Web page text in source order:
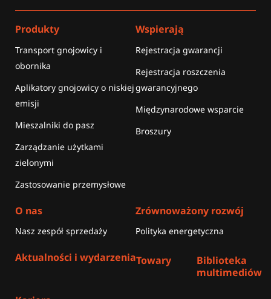
Produkty
Transport gnojowicy i
obornika
Aplikatory gnojowicy o niskiej
emisji
Mieszalniki do pasz
Zarządzanie użytkami
zielonymi
Zastosowanie przemysłowe
Wspierają
Rejestracja gwarancji
Rejestracja roszczenia
gwarancyjnego
Międzynarodowe wsparcie
Broszury
O nas
Nasz zespół sprzedaży
Zrównoważony rozwój
Polityka energetyczna
Aktualności i wydarzeniaTowary
Biblioteka
multimediów